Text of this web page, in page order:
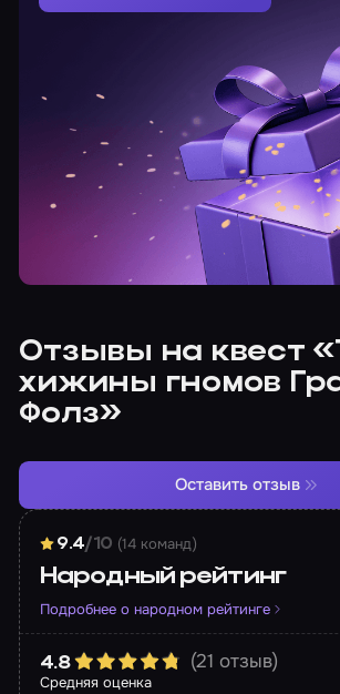
Отзывы на квест
хижины гномов
Фолз»
9.4/10 (14 команд)
Народный рейтинг
Подробнее о народном рейтинге
Средняя оценка
4.8 (21 отзыв)
Оставить отзыв